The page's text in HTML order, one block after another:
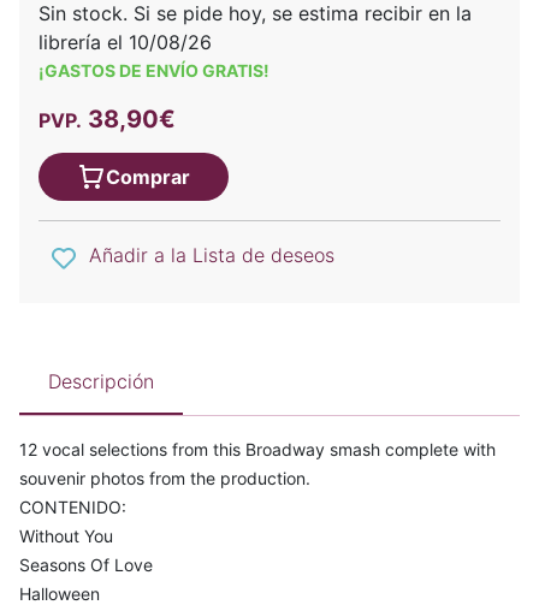
Sin stock. Si se pide hoy, se estima recibir en la
librería el 10/08/26
¡GASTOS DE ENVÍO GRATIS!
PVP. 38,90€
Comprar
Añadir a la Lista de deseos
Descripción
12 vocal selections from this Broadway smash complete with
souvenir photos from the production.
CONTENIDO:
Without You
Seasons Of Love
Halloween